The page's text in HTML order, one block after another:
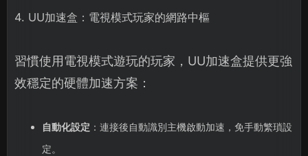
4. UU加速盒：電視模式玩家的網路中樞
習慣使用電視模式遊玩的玩家，UU加速盒提供更強
效穩定的硬體加速方案：
自動化設定 ：連接後自動識別主機啟動加速，免手動繁瑣設
定。